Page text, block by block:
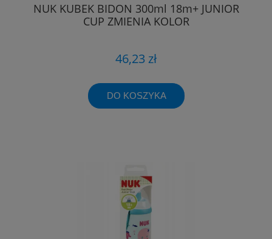
NUK KUBEK BIDON 300ml 18m+ JUNIOR
CUP ZMIENIA KOLOR
46,23 zł
DO KOSZYKA